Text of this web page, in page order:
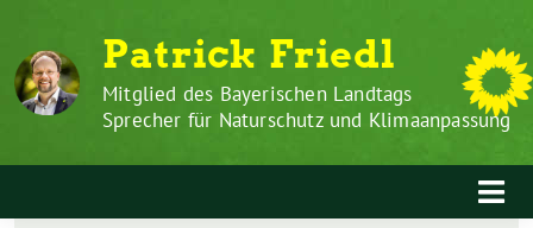
Inhalt
springen
zum
Inhalt
Patrick Friedl
Mitglied des Bayerischen Landtags
Sprecher für Naturschutz und Klimaanpassung